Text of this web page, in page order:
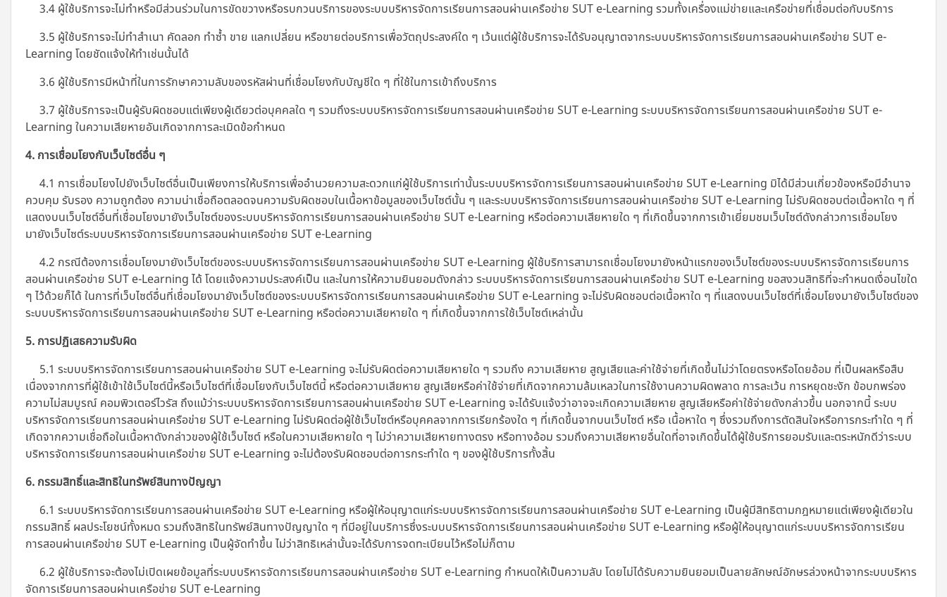
3.4 ผู้ใช้บริการจะไม่ทำหรือมีส่วนร่วมในการขัดขวางหรือรบกวนบริการของระบบบริหารจัดการเรียนการสอนผ่านเครือข่าย SUT e-Learning รวมทั้งเครื่องแม่ข่ายและเครือข่ายที่เชื่อมต่อกับบริการ
3.5 ผู้ใช้บริการจะไม่ทำสำเนา คัดลอก ทำซ้ำ ขาย แลกเปลี่ยน หรือขายต่อบริการเพื่อวัตถุประสงค์ใด ๆ เว้นแต่ผู้ใช้บริการจะได้รับอนุญาตจากระบบบริหารจัดการเรียนการสอนผ่านเครือข่าย SUT e-
Learning โดยชัดแจ้งให้ทำเช่นนั้นได้
3.6 ผู้ใช้บริการมีหน้าที่ในการรักษาความลับของรหัสผ่านที่เชื่อมโยงกับบัญชีใด ๆ ที่ใช้ในการเข้าถึงบริการ
3.7 ผู้ใช้บริการจะเป็นผู้รับผิดชอบแต่เพียงผู้เดียวต่อบุคคลใด ๆ รวมถึงระบบบริหารจัดการเรียนการสอนผ่านเครือข่าย SUT e-Learning ระบบบริหารจัดการเรียนการสอนผ่านเครือข่าย SUT e-
Learning ในความเสียหายอันเกิดจากการละเมิดข้อกำหนด
4. การเชื่อมโยงกับเว็บไซต์อื่น ๆ
4.1 การเชื่อมโยงไปยังเว็บไซต์อื่นเป็นเพียงการให้บริการเพื่ออำนวยความสะดวกแก่ผู้ใช้บริการเท่านั้นระบบบริหารจัดการเรียนการสอนผ่านเครือข่าย SUT e-Learning มิได้มีส่วนเกี่ยวข้องหรือมีอำนาจ
ควบคุม รับรอง ความถูกต้อง ความน่าเชื่อถือตลอดจนความรับผิดชอบในเนื้อหาข้อมูลของเว็บไซต์นั้น ๆ และระบบบริหารจัดการเรียนการสอนผ่านเครือข่าย SUT e-Learning ไม่รับผิดชอบต่อเนื้อหาใด ๆ ที่
แสดงบนเว็บไซต์อื่นที่เชื่อมโยงมายังเว็บไซต์ของระบบบริหารจัดการเรียนการสอนผ่านเครือข่าย SUT e-Learning หรือต่อความเสียหายใด ๆ ที่เกิดขึ้นจากการเข้าเยี่ยมชมเว็บไซต์ดังกล่าวการเชื่อมโยง
มายังเว็บไซต์ระบบบริหารจัดการเรียนการสอนผ่านเครือข่าย SUT e-Learning
4.2 กรณีต้องการเชื่อมโยงมายังเว็บไซต์ของระบบบริหารจัดการเรียนการสอนผ่านเครือข่าย SUT e-Learning ผู้ใช้บริการสามารถเชื่อมโยงมายังหน้าแรกของเว็บไซต์ของระบบบริหารจัดการเรียนการ
สอนผ่านเครือข่าย SUT e-Learning ได้ โดยแจ้งความประสงค์เป็น และในการให้ความยินยอมดังกล่าว ระบบบริหารจัดการเรียนการสอนผ่านเครือข่าย SUT e-Learning ขอสงวนสิทธิที่จะกำหนดเงื่อนไขใด
ๆ ไว้ด้วยก็ได้ ในการที่เว็บไซต์อื่นที่เชื่อมโยงมายังเว็บไซต์ของระบบบริหารจัดการเรียนการสอนผ่านเครือข่าย SUT e-Learning จะไม่รับผิดชอบต่อเนื้อหาใด ๆ ที่แสดงบนเว็บไซต์ที่เชื่อมโยงมายังเว็บไซต์ของ
ระบบบริหารจัดการเรียนการสอนผ่านเครือข่าย SUT e-Learning หรือต่อความเสียหายใด ๆ ที่เกิดขึ้นจากการใช้เว็บไซต์เหล่านั้น
5. การปฏิเสธความรับผิด
5.1 ระบบบริหารจัดการเรียนการสอนผ่านเครือข่าย SUT e-Learning จะไม่รับผิดต่อความเสียหายใด ๆ รวมถึง ความเสียหาย สูญเสียและค่าใช้จ่ายที่เกิดขึ้นไม่ว่าโดยตรงหรือโดยอ้อม ที่เป็นผลหรือสืบ
เนื่องจากการที่ผู้ใช้เข้าใช้เว็บไซต์นี้หรือเว็บไซต์ที่เชื่อมโยงกับเว็บไซต์นี้ หรือต่อความเสียหาย สูญเสียหรือค่าใช้จ่ายที่เกิดจากความล้มเหลวในการใช้งานความผิดพลาด การละเว้น การหยุดชะงัก ข้อบกพร่อง
ความไม่สมบูรณ์ คอมพิวเตอร์ไวรัส ถึงแม้ว่าระบบบริหารจัดการเรียนการสอนผ่านเครือข่าย SUT e-Learning จะได้รับแจ้งว่าอาจจะเกิดความเสียหาย สูญเสียหรือค่าใช้จ่ายดังกล่าวขึ้น นอกจากนี้ระบบ
บริหารจัดการเรียนการสอนผ่านเครือข่าย SUT e-Learning ไม่รับผิดต่อผู้ใช้เว็บไซต์หรือบุคคลจากการเรียกร้องใด ๆ ที่เกิดขึ้นจากบนเว็บไซต์ หรือ เนื้อหาใด ๆ ซึ่งรวมถึงการตัดสินใจหรือการกระทำใด ๆ ที่
เกิดจากความเชื่อถือในเนื้อหาดังกล่าวของผู้ใช้เว็บไซต์ หรือในความเสียหายใด ๆ ไม่ว่าความเสียหายทางตรง หรือทางอ้อม รวมถึงความเสียหายอื่นใดที่อาจเกิดขึ้นได้ผู้ใช้บริการยอมรับและตระหนักดีว่าระบบ
บริหารจัดการเรียนการสอนผ่านเครือข่าย SUT e-Learning จะไม่ต้องรับผิดชอบต่อการกระทำใด ๆ ของผู้ใช้บริการทั้งสิ้น
6. กรรมสิทธิ์และสิทธิในทรัพย์สินทางปัญญา
6.1 ระบบบริหารจัดการเรียนการสอนผ่านเครือข่าย SUT e-Learning หรือผู้ให้อนุญาตแก่ระบบบริหารจัดการเรียนการสอนผ่านเครือข่าย SUT e-Learning เป็นผู้มีสิทธิตามกฎหมายแต่เพียงผู้เดียวใน
กรรมสิทธิ์ ผลประโยชน์ทั้งหมด รวมถึงสิทธิในทรัพย์สินทางปัญญาใด ๆ ที่มีอยู่ในบริการซึ่งระบบบริหารจัดการเรียนการสอนผ่านเครือข่าย SUT e-Learning หรือผู้ให้อนุญาตแก่ระบบบริหารจัดการเรียน
การสอนผ่านเครือข่าย SUT e-Learning เป็นผู้จัดทำขึ้น ไม่ว่าสิทธิเหล่านั้นจะได้รับการจดทะเบียนไว้หรือไม่ก็ตาม
6.2 ผู้ใช้บริการจะต้องไม่เปิดเผยข้อมูลที่ระบบบริหารจัดการเรียนการสอนผ่านเครือข่าย SUT e-Learning กำหนดให้เป็นความลับ โดยไม่ได้รับความยินยอมเป็นลายลักษณ์อักษรล่วงหน้าจากระบบบริหาร
จัดการเรียนการสอนผ่านเครือข่าย SUT e-Learning